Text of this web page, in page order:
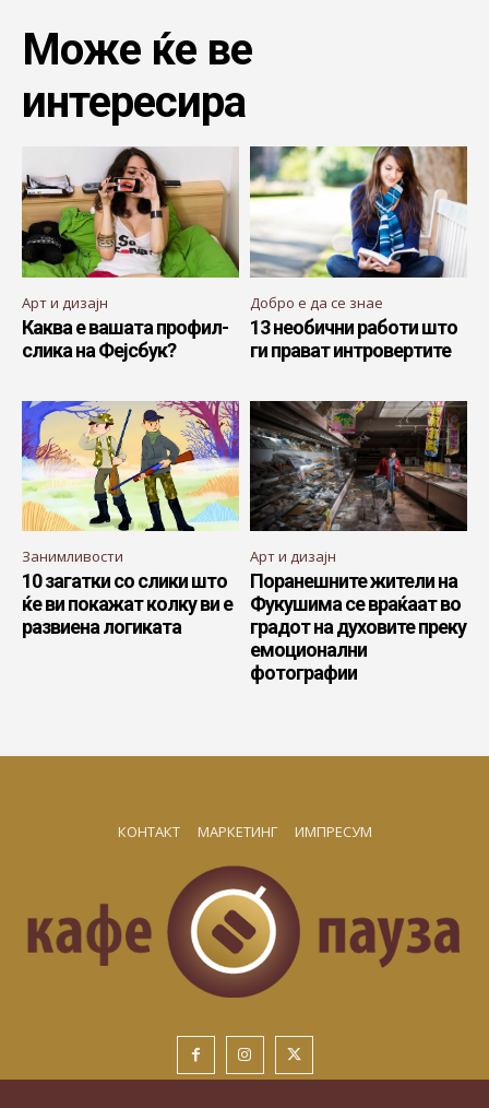
Може ќе ве
интересира
Арт и дизајн
Каква е вашата профил-
слика на Фејсбук?
Добро е да се знае
13 необични работи што
ги прават интровертите
Занимливости
10 загатки со слики што
ќе ви покажат колку ви е
развиена логиката
Арт и дизајн
Поранешните жители на
Фукушима се враќаат во
градот на духовите преку
емоционални
фотографии
КОНТАКТ МАРКЕТИНГ ИМПРЕСУМ